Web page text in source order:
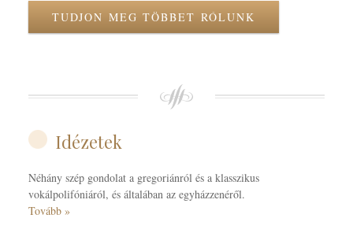
TUDJON MEG TÖBBET RÓLUNK
Idézetek
Néhány szép gondolat a gregoriánról és a klasszikus
vokálpolifóniáról, és általában az egyházzenéről.
Tovább »